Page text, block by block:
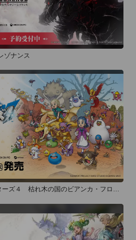
ゾナンス
ーズ４ 枯れ木の国のビアンカ・フロー